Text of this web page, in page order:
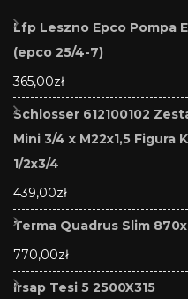
Lfp Leszno Epco Pompa
(epco 25/4-7)
365,00zł
Schlosser 612100102
Mini 3/4 x M22x1,5 Figura
1/2x3/4
439,00zł
Terma Quadrus Slim
770,00zł
Irsap Tesi 5 2500X315